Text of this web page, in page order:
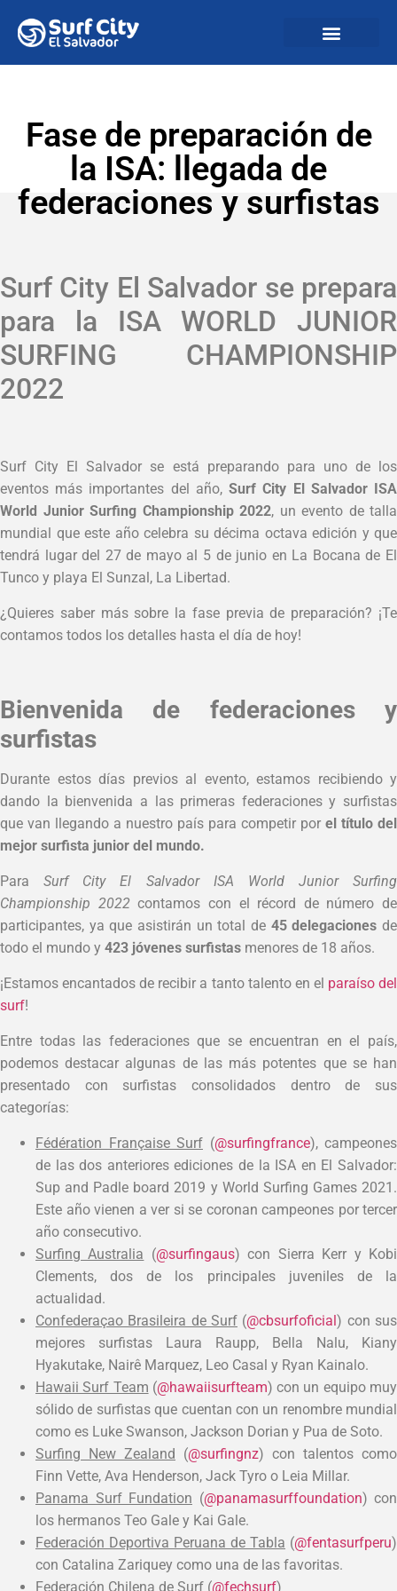
Fase de preparación de
la ISA: llegada de
federaciones y surfistas
Surf City El Salvador se prepara
para la ISA WORLD JUNIOR
SURFING CHAMPIONSHIP
2022
Surf City El Salvador se está preparando para uno de los
eventos más importantes del año,Surf City El Salvador ISA
World Junior Surfing Championship 2022, un evento de talla
mundial que este año celebra su décima octava edición y que
tendrá lugar del 27 de mayo al 5 de junio en La Bocana de El
Tunco y playa El Sunzal, La Libertad.
¿Quieres saber más sobre la fase previa de preparación? ¡Te
contamos todos los detalles hasta el día de hoy!
Bienvenida de federaciones y
surfistas
Durante estos días previos al evento, estamos recibiendo y
dando la bienvenida a las primeras federaciones y surfistas
que van llegando a nuestro país para competir por el título del
mejor surfista junior del mundo.
ParaSurf City El Salvador ISA World Junior Surfing
Championship 2022contamos con el récord de número de
participantes, ya que asistirán un total de 45 delegaciones de
todo el mundo y 423 jóvenes surfistas menores de 18 años.
¡Estamos encantados de recibir a tanto talento en el paraíso del
surf!
Entre todas las federaciones que se encuentran en el país,
podemos destacar algunas de las más potentes que se han
presentado con surfistas consolidados dentro de sus
categorías:
Fédération Française Surf (@surfingfrance), campeones
de las dos anteriores ediciones de la ISA en El Salvador:
Sup and Padle board 2019 y World Surfing Games 2021.
Este año vienen a ver si se coronan campeones por tercer
año consecutivo.
Surfing Australia (@surfingaus) con Sierra Kerr y Kobi
Clements, dos de los principales juveniles de la
actualidad.
Confederaçao Brasileira de Surf (@cbsurfoficial) con sus
mejores surfistas Laura Raupp, Bella Nalu, Kiany
Hyakutake, Nairê Marquez, Leo Casal y Ryan Kainalo.
Hawaii Surf Team (@hawaiisurfteam) con un equipo muy
sólido de surfistas que cuentan con un renombre mundial
como es Luke Swanson, Jackson Dorian y Pua de Soto.
Surfing New Zealand (@surfingnz) con talentos como
Finn Vette, Ava Henderson, Jack Tyro o Leia Millar.
Panama Surf Fundation (@panamasurffoundation) con
los hermanos Teo Gale y Kai Gale.
Federación Deportiva Peruana de Tabla (@fentasurfperu)
con Catalina Zariquey como una de las favoritas.
Federación Chilena de Surf (@fechsurf)